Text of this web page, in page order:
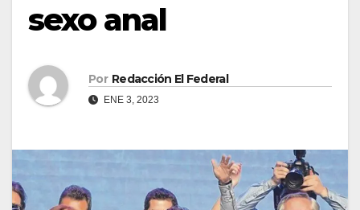
sexo anal
Por Redacción El Federal
ENE 3, 2023